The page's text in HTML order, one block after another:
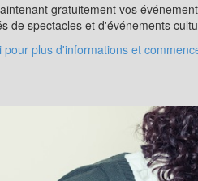
gratuitement vos
de spectacles et d'événements
pour plus d'informations et